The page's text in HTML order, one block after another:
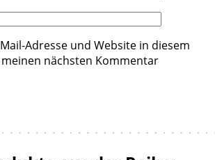
Adresse und Website in diesem
nächsten Kommentar